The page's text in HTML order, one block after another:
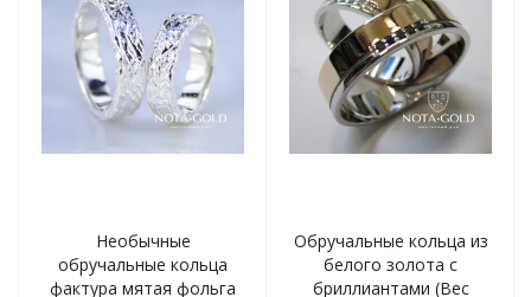
Необычные
обручальные кольца
фактура мятая фольга
Обручальные кольца из
белого золота с
бриллиантами (Вес